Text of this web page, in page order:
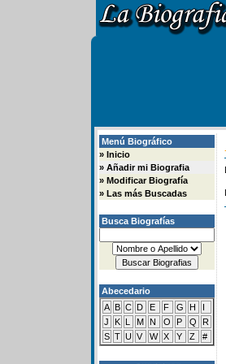
Menú Biográfico
» Inicio
» Añadir mi Biografia
» Modificar Biografía
» Las más Buscadas
Busca Biografías
Abecedario
A B C D E F G H
I
J
K L M N O P Q
R
S T U V W X Y Z #